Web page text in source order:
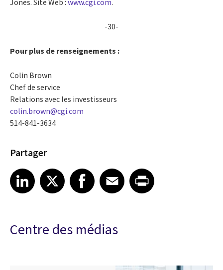
-30-
Pour plus de renseignements :
Colin Brown
Chef de service
Relations avec les investisseurs
colin.brown@cgi.com
514-841-3634
Partager
Share article on LinkedIn
LinkedIn
Share article on XShare article on Facebook
Facebook
Share article on Email
EmailShare article on Print
Centre des médias